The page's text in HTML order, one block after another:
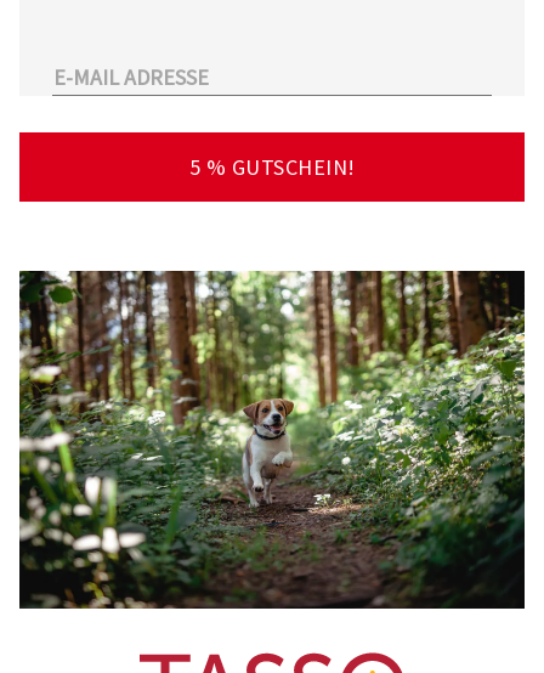
großen Anzahl an Partnertierärzten
finden – deutschlandweit!
5 % GUTSCHEIN!